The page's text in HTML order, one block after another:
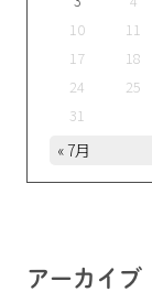
10
11
17
18
24
25
31
« 7月
アーカイブ